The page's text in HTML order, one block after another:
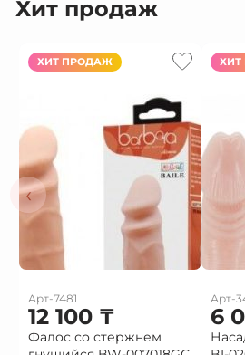
Хит продаж
‹
ХИТ ПРОДАЖ
Арт-7481
12 100 ₸
Фалос со стержнем
Арт-
6